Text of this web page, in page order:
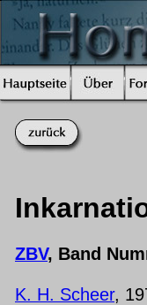
ZBV, Band
K. H. Scheer,